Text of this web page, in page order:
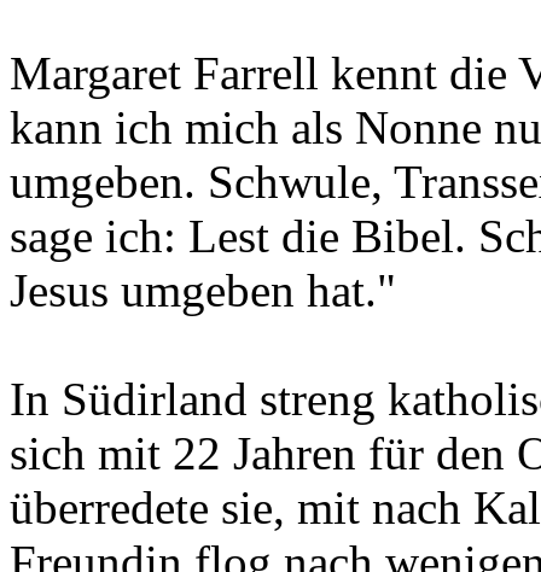
Margaret Farrell kennt die
kann ich mich als Nonne
umgeben. Schwule,
sage ich: Lest die Bibel.
Jesus umgeben hat."
In Südirland streng
sich mit 22 Jahren für den
überredete sie, mit nach
Freundin flog nach